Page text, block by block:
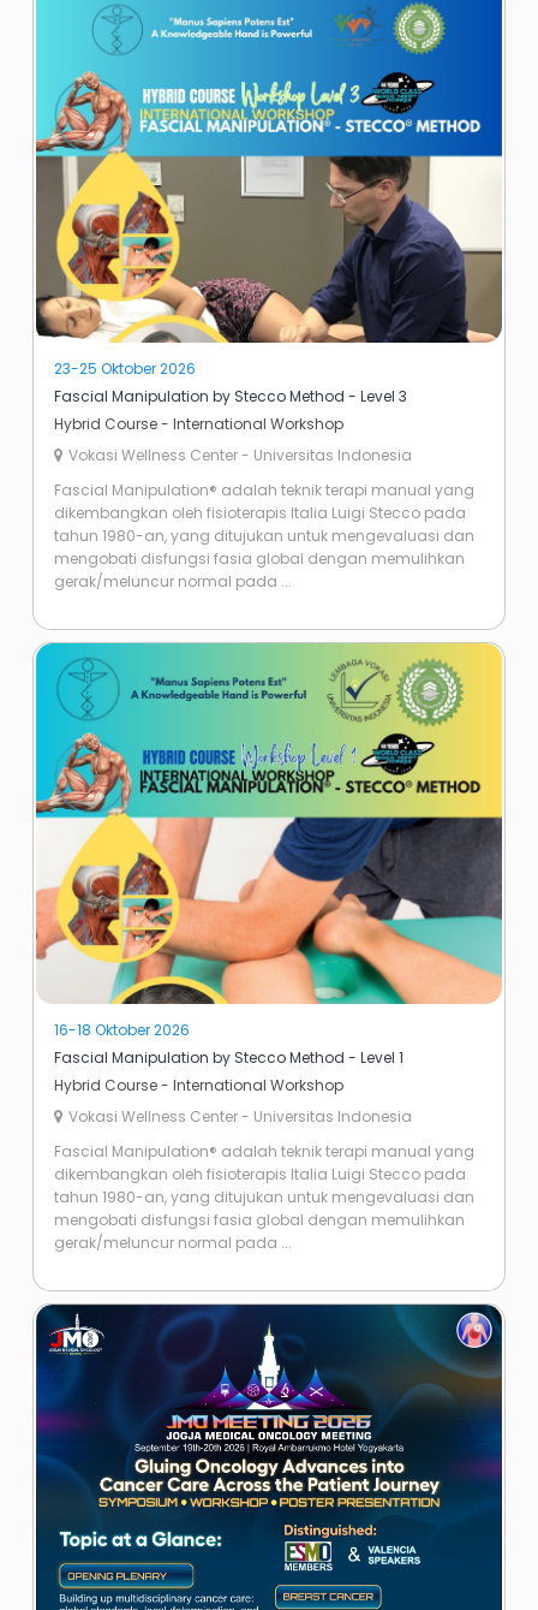
23-25 Oktober 2026
Fascial Manipulation by Stecco Method - Level 3
Hybrid Course - International Workshop
Vokasi Wellness Center - Universitas Indonesia
Fascial Manipulation® adalah teknik terapi manual yang
dikembangkan oleh fisioterapis Italia Luigi Stecco pada
tahun 1980-an, yang ditujukan untuk mengevaluasi dan
mengobati disfungsi fasia global dengan memulihkan
gerak/meluncur normal pada ...
16-18 Oktober 2026
Fascial Manipulation by Stecco Method - Level 1
Hybrid Course - International Workshop
Vokasi Wellness Center - Universitas Indonesia
Fascial Manipulation® adalah teknik terapi manual yang
dikembangkan oleh fisioterapis Italia Luigi Stecco pada
tahun 1980-an, yang ditujukan untuk mengevaluasi dan
mengobati disfungsi fasia global dengan memulihkan
gerak/meluncur normal pada ...